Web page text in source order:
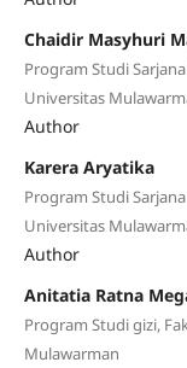
Chaidir Masyhuri
Program Studi
Universitas
Author
Karera Aryatika
Program Studi
Universitas
Author
Anitatia Ratna
Program Studi gizi,
Mulawarman